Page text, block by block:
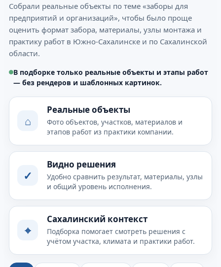
Собрали реальные объекты по теме «заборы для
предприятий и организаций», чтобы было проще
оценить формат забора, материалы, узлы монтажа и
практику работ в Южно-Сахалинске и по Сахалинской
области.
В подборке только реальные объекты и этапы работ
— без рендеров и шаблонных картинок.
⌂
Реальные объекты
Фото объектов, участков, материалов и
этапов работ из практики компании.
✓
Видно решения
Удобно сравнить результат, материалы, узлы
и общий уровень исполнения.
⌖
Сахалинский контекст
Подборка помогает смотреть решения с
учётом участка, климата и практики работ.